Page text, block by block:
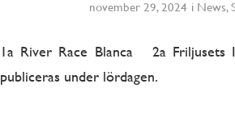
november 29, 2024 i News,
1a River Race Blanca 2a
publiceras under lördagen.